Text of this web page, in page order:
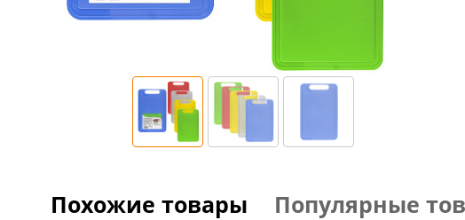
Похожие товары Популярные